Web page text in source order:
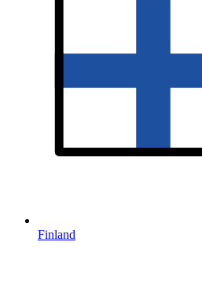
Finland